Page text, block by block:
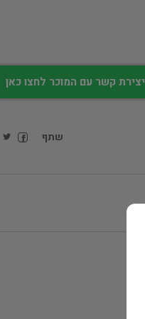
קשר עם המוכר לחצו כאן
שתף